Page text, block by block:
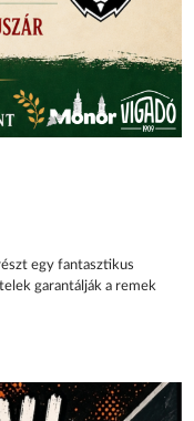
egy fantasztikus
garantálják a remek